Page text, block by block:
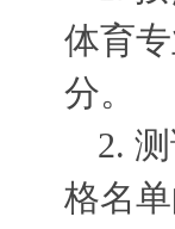
体育
分。
2.
格名